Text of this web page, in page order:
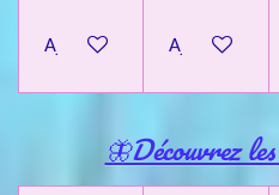
Ajouter au panierAjouter au
🦋Découvrez